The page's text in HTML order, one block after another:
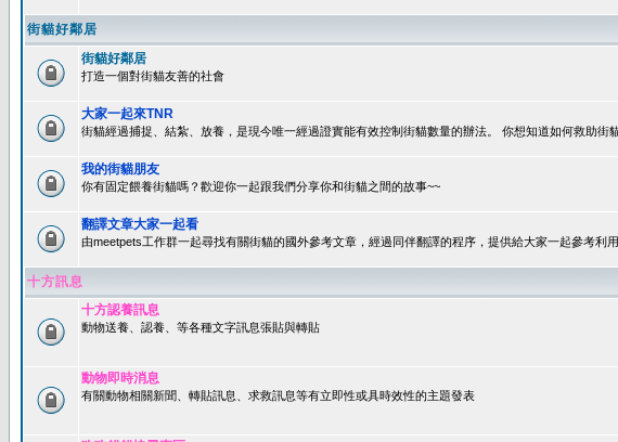
街貓好鄰居
街貓好鄰居
打造一個對街貓友善的社會
大家一起來TNR
街貓經過捕捉、結紮、放養，是現今唯一經過證實能有效控制街貓數量的辦法。 你想知道如何救助街
我的街貓朋友
你有固定餵養街貓嗎？歡迎你一起跟我們分享你和街貓之間的故事~~
翻譯文章大家一起看
由meetpets工作群一起尋找有關街貓的國外參考文章，經過同伴翻譯的程序，提供給大家一起參考利用
十方訊息
十方認養訊息
動物送養、認養、等各種文字訊息張貼與轉貼
動物即時消息
有關動物相關新聞、轉貼訊息、求救訊息等有立即性或具時效性的主題發表